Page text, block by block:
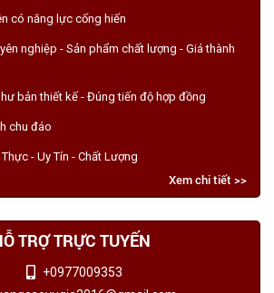
có năng lực cống hiến
nghiệp - Sản phẩm chất lượng - Giá thành
bản thiết kế - Đúng tiến độ hợp đồng
chu đáo
- Uy Tín - Chất Lượng
Xem chi tiết >>
TRỢ TRỰC TUYẾN
+0977009353